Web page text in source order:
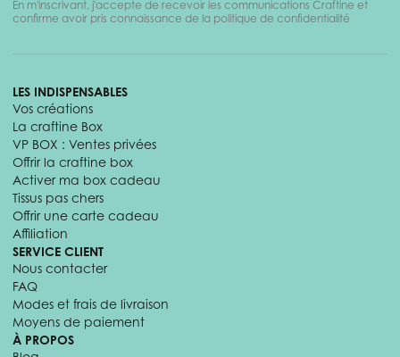
En m'inscrivant, j'accepte de recevoir les communications Craftine et
confirme avoir pris connaissance de la politique de confidentialité
LES INDISPENSABLES
Vos créations
La craftine Box
VP BOX : Ventes privées
Offrir la craftine box
Activer ma box cadeau
Tissus pas chers
Offrir une carte cadeau
Affiliation
SERVICE CLIENT
Nous contacter
FAQ
Modes et frais de livraison
Moyens de paiement
À PROPOS